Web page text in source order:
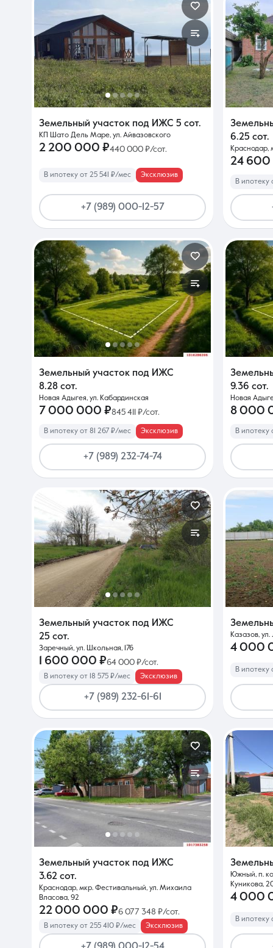
Земельный участок под ИЖС 5 сот.
КП Шато Дель Маре, ул. Айвазовского
2 200 000 ₽440 000 ₽/сот.
В ипотеку от 25 541 ₽/мес Эксклюзив
+7 (989) 000-12-57
6.25 сот.
Краснодар,
24
В ипотеку
Земельный участок под ИЖС
8.28 сот.
Новая Адыгея, ул. Кабардинская
7 000 000 ₽845 411 ₽/сот.
В ипотеку от 81 267 ₽/мес Эксклюзив
+7 (989) 232-74-74
9.36 сот.
Новая
8 000
В ипотеку
Земельный участок под ИЖС
25 сот.
Заречный, ул. Школьная, 176
1 600 000 ₽64 000 ₽/сот.
В ипотеку от 18 575 ₽/мес Эксклюзив
+7 (989) 232-61-61
Казазов,
4 000
В ипотеку
Земельный участок под ИЖС
3.62 сот.
Краснодар, мкр. Фестивальный, ул. Михаила
Власова, 92
22 000 000 ₽6 077 348 ₽/сот.
В ипотеку от 255 410 ₽/мес Эксклюзив
Южный, п.
Куникова,
4 000
В ипотеку